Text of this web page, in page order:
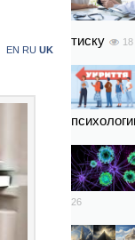
EN RU UK
тиску
18
26